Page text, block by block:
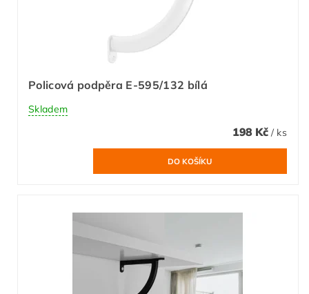
Policová podpěra E-595/132 bílá
Skladem
198 Kč / ks